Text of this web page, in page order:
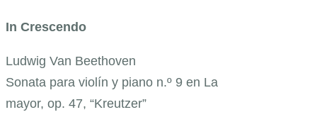
In Crescendo
Ludwig Van Beethoven
Sonata para violín y piano n.º 9 en La
mayor, op. 47, “Kreutzer”